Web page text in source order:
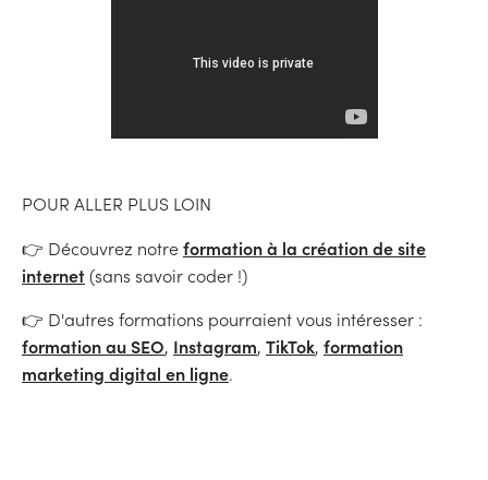
POUR ALLER PLUS LOIN
👉 Découvrez notreformation à la création de site
internet(sans savoir coder !)
👉 D'autres formations pourraient vous intéresser :
formation au SEO, Instagram, TikTok, formation
marketing digital en ligne.